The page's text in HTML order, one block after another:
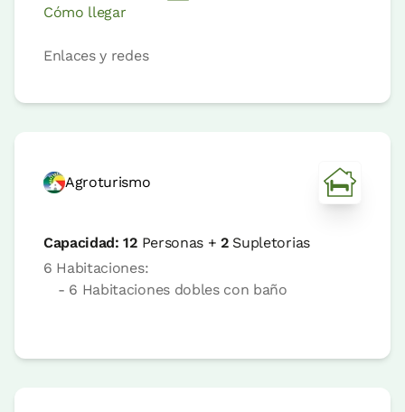
Cómo llegar
Enlaces y redes
Agroturismo
Capacidad:12Personas +2Supletorias
6 Habitaciones:
- 6 Habitaciones dobles con baño